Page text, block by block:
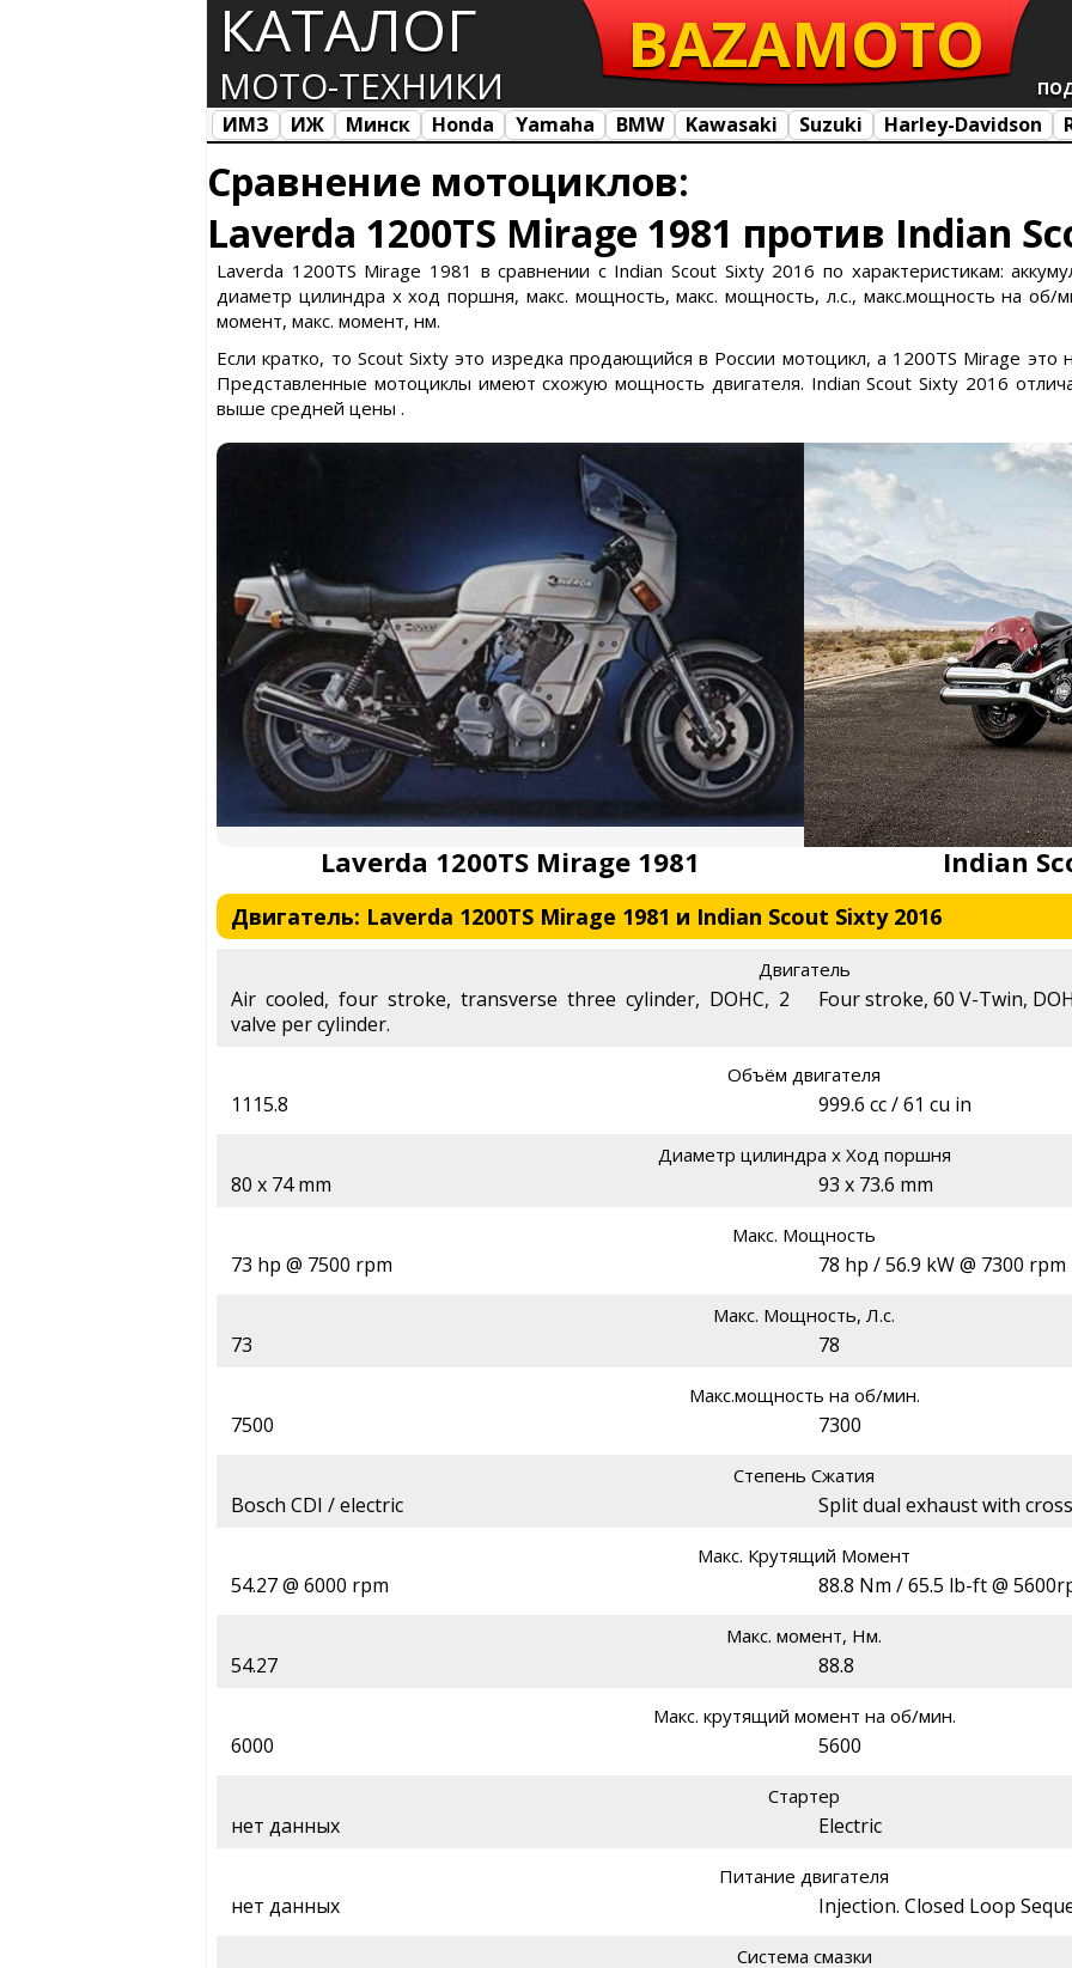
КАТАЛОГ
МОТО-ТЕХНИКИ
BAZAMOTO
ИМЗ ИЖ Минск Honda Yamaha BMW Kawasaki Suzuki Harley-Davidson
Сравнение мотоциклов:
Laverda 1200TS Mirage 1981 против Indian
Laverda 1200TS Mirage 1981 в сравнении с Indian Scout Sixty 2016 по характеристикам:
диаметр цилиндра х ход поршня, макс. мощность, макс. мощность, л.с., макс.мощность на об/
момент, макс. момент, нм.
Если кратко, то Scout Sixty это изредка продающийся в России мотоцикл, а 1200TS Mirage
Представленные мотоциклы имеют схожую мощность двигателя. Indian Scout Sixty 2016
выше средней цены .
Laverda 1200TS Mirage 1981 Indian
Двигатель: Laverda 1200TS Mirage 1981 и Indian Scout Sixty 2016
Двигатель
Air cooled, four stroke, transverse three cylinder, DOHC, 2
valve per cylinder.
Four stroke, 60 V-Twin,
Объём двигателя
1115.8 999.6 cc / 61 cu in
Диаметр цилиндра х Ход поршня
80 x 74 mm 93 x 73.6 mm
Макс. Мощность
73 hp @ 7500 rpm 78 hp / 56.9 kW @ 7300 rpm
Макс. Мощность, Л.с.
73 78
Макс.мощность на об/мин.
7500 7300
Степень Сжатия
Bosch CDI / electric Split dual exhaust with
Макс. Крутящий Момент
54.27 @ 6000 rpm 88.8 Nm / 65.5 lb-ft @
Макс. момент, Нм.
54.27 88.8
Макс. крутящий момент на об/мин.
6000 5600
Стартер
нет данных Electric
Питание двигателя
нет данных Injection. Closed Loop
Система смазки